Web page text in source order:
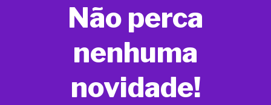
Não perca
nenhuma
novidade!